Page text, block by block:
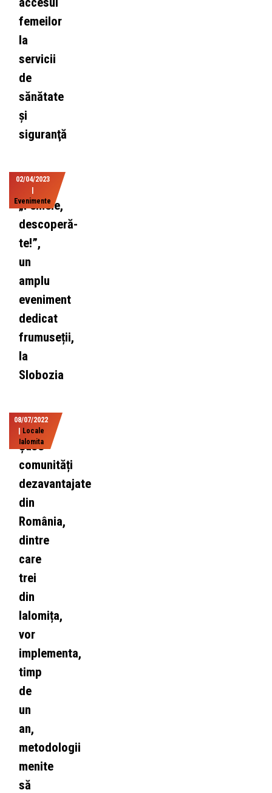
femeilor
la
servicii
de
sănătate
şi
siguranţă
02/04/2023
Evenimente
„Femeie,
descoperă-
te!”,
un
amplu
eveniment
dedicat
frumuseții,
la
Slobozia
08/07/2022
Locale
Ialomita
Șase
comunități
dezavantajate
din
România,
dintre
care
trei
din
Ialomița,
vor
implementa,
timp
de
un
an,
metodologii
menite
să